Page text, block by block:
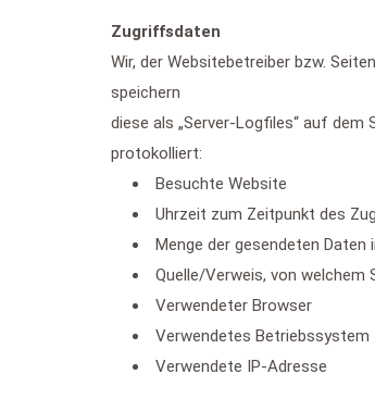
Zugriffsdaten
Wir, der Websitebetreiber bzw.
speichern
diese als „Server-Logfiles“ auf dem
protokolliert:
Besuchte Website
Uhrzeit zum Zeitpunkt des
Menge der gesendeten Daten
Quelle/Verweis, von welchem
Verwendeter Browser
Verwendetes Betriebssystem
Verwendete IP-Adresse